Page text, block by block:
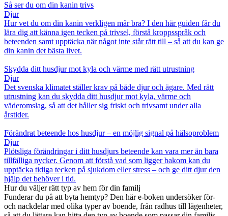
Så ser du om din kanin trivs
Djur
Hur vet du om din kanin verkligen mår bra? I den här guiden får du
lära dig att känna igen tecken på trivsel, förstå kroppsspråk och
beteenden samt upptäcka när något inte står rätt till – så att du kan ge
din kanin det bästa livet.
Skydda ditt husdjur mot kyla och värme med rätt utrustning
Djur
Det svenska klimatet ställer krav på både djur och ägare. Med rätt
utrustning kan du skydda ditt husdjur mot kyla, värme och
väderomslag, så att det håller sig friskt och trivsamt under alla
årstider.
Förändrat beteende hos husdjur – en möjlig signal på hälsoproblem
Djur
Plötsliga förändringar i ditt husdjurs beteende kan vara mer än bara
tillfälliga nycker. Genom att förstå vad som ligger bakom kan du
upptäcka tidiga tecken på sjukdom eller stress – och ge ditt djur den
hjälp det behöver i tid.
Hur du väljer rätt typ av hem för din familj
Funderar du på att byta hemtyp? Den här e-boken undersöker för-
och nackdelar med olika typer av boende, från radhus till lägenheter,